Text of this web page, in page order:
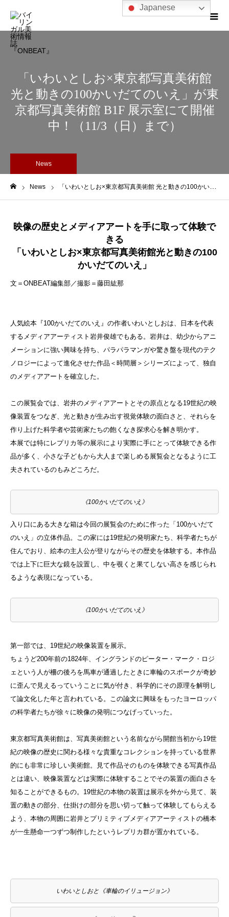
「いわいとしお×東京都写真美術館
光と動きの100かいだてのいえ」が東
京都写真美術館 B1F 展示室にて開催
中！（11/3（日）まで）
News
News 「いわいとしお×東京都写真美術館 光と動きの100かいだてのいえ」が東京都写真美術館 B1F 展示室にて開催中！（11/3（日）まで）
映像の歴史とメディアアートを手に取って体験で
きる
「いわいとしお×東京都写真美術館光と動きの100
かいだてのいえ」
文＝ONBEAT編集部／撮影＝藤田紘那
人気絵本『100かいだてのいえ』の作者いわいとしおは、日本を代表
するメディアアーティスト岩井俊雄でもある。岩井は、幼少からアニ
メーションに強い興味を持ち、パラパラマンガや驚き盤を現代のテク
ノロジーによって進化させた作品＜時間層＞シリーズによって、独自
のメディアアートを確立した。
この展覧会では、岩井のメディアアートとその原点となる19世紀の映
像装置をつなぎ、光と動きが生み出す視覚体験の面白さと、それらを
作り上げた科学者や芸術家たちの飽くなき探求心を解き明かす。
本展では特にレプリカ等の展示により実際に手にとって体験できる作
品が多く、 小さな子どもから大人まで楽しめる展覧会となるように工
夫されているのもみどころだ。
《100かいだてのいえ》
入り口にある大きな箱は今回の展覧会のために作った「100かいだて
のいえ」の立体作品。この家には19世紀の発明家たち、科学者たちが
住んでおり、絵本の主人公が登りながらその歴史を体験する。本作品
では上下に巨大な鏡を設置し、中を覗くと果てしない高さを感じられ
るような表現になっている。
《100かいだてのいえ》
第一部では、19世紀の映像装置を展示。
ちょうど200年前の1824年、イングランドのピーター・マーク・ロジ
ェという人が柵の後ろを馬車が通過したときに車輪のスポークが奇妙
に歪んで見えるっていうことに気が付き、科学的にその原理を解明し
て論文化した年と言われている。この論文に興味をもったヨーロッパ
の科学者たちが徐々に映像の発明につなげっていった。
東京都写真美術館は、写真美術館という名前ながら開館当初から19世
紀の映像の歴史に関わる様々な貴重なコレクションを持っている世界
的にも非常に珍しい美術館。見て作品そのものを体験できる写真作品
とは違い、映像装置などは実際に体験することでその装置の面白さを
知ることができるもの。19世紀の本物の装置は展示を外から見て、装
置の動きの部分、仕掛けの部分を思い切って触って体験してもらえる
よう、本物の周囲に岩井とプリミティブメディアアーティストの橋本
が一生懸命一つずつ制作したというレプリカ群が置かれている。
いわいとしおと《車輪のイリュージョン》
Japanese